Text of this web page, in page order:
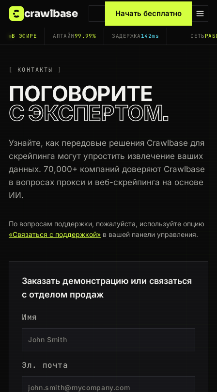
crawlbase Начать бесплатно
В ЭФИРЕ АПТАЙМ99.99% ЗАДЕРЖКА 142ms СЕТЬ
КОНТАКТЫ
ПОГОВОРИТЕ
С ЭКСПЕРТОМ.
Узнайте, как передовые решения Crawlbase для
скрейпинга могут упростить извлечение ваших
данных. 70,000+ компаний доверяют Crawlbase
в вопросах прокси и веб-скрейпинга на основе
ИИ.
По вопросам поддержки, пожалуйста, используйте опцию
«Связаться с поддержкой» в вашей панели управления.
Заказать демонстрацию или связаться
с отделом продаж
Имя
Эл. почта